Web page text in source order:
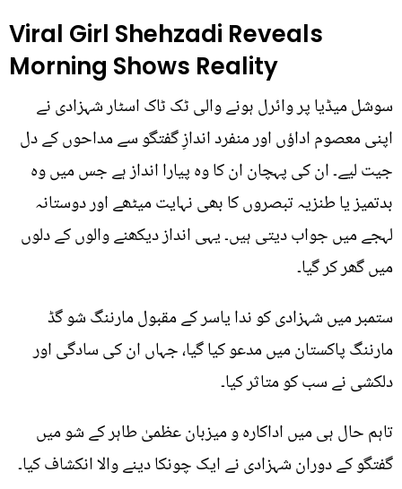
Viral Girl Shehzadi Reveals
Morning Shows Reality
سوشل میڈیا پر وائرل ہونے والی ٹک ٹاک اسٹار شہزادی نے
اپنی معصوم اداؤں اور منفرد اندازِ گفتگو سے مداحوں کے دل
جیت لیے۔ ان کی پہچان ان کا وہ پیارا انداز ہے جس میں وہ
بدتمیز یا طنزیہ تبصروں کا بھی نہایت میٹھے اور دوستانہ
لہجے میں جواب دیتی ہیں۔ یہی انداز دیکھنے والوں کے دلوں
میں گھر کر گیا۔
ستمبر میں شہزادی کو ندا یاسر کے مقبول مارننگ شو گڈ
مارننگ پاکستان میں مدعو کیا گیا، جہاں ان کی سادگی اور
دلکشی نے سب کو متاثر کیا۔
تاہم حال ہی میں اداکارہ و میزبان عظمیٰ طاہر کے شو میں
گفتگو کے دوران شہزادی نے ایک چونکا دینے والا انکشاف کیا۔